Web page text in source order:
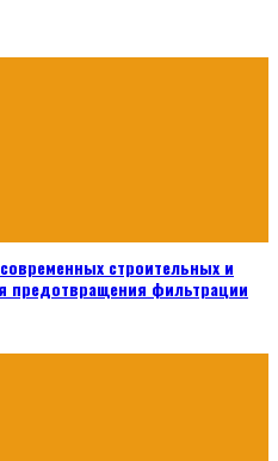
строительных и
предотвращения фильтрации